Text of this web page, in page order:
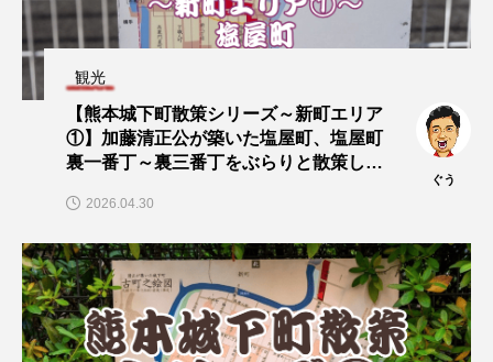
観光
【熊本城下町散策シリーズ～新町エリア
①】加藤清正公が築いた塩屋町、塩屋町
裏一番丁～裏三番丁をぶらりと散策して
ぐう
2026.04.30